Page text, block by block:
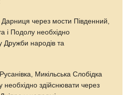
через мости Південний,
і Подолу необхідно
Дружби народів та
Микільська Слобідка
здійснювати через